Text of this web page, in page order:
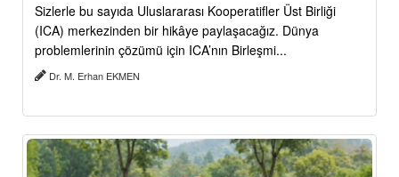
Sizlerle bu sayıda Uluslararası Kooperatifler Üst Birliği
(ICA) merkezinden bir hikâye paylaşacağız. Dünya
problemlerinin çözümü için ICA’nın Birleşmi...
Dr. M. Erhan EKMEN